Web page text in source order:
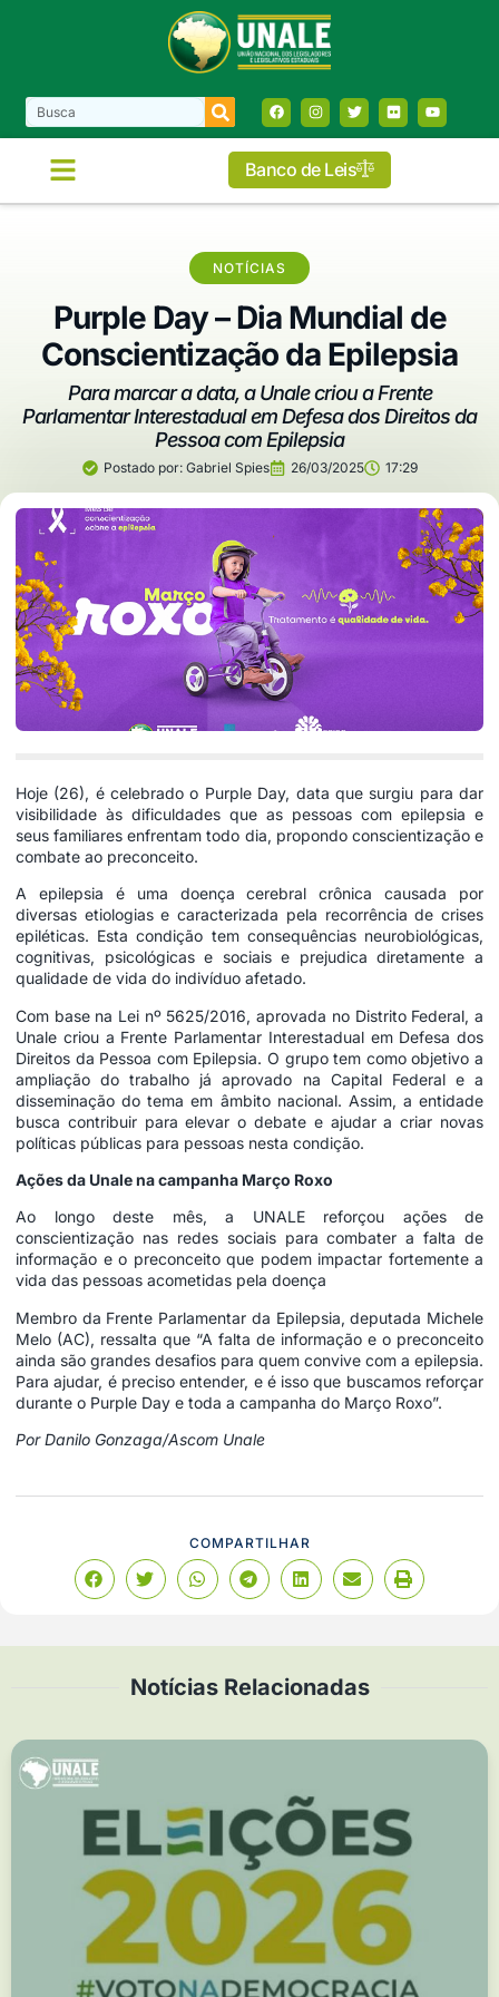
Banco de Leis
NOTÍCIAS
Purple Day – Dia Mundial de
Conscientização da Epilepsia
Para marcar a data, a Unale criou a Frente
Parlamentar Interestadual em Defesa dos Direitos da
Pessoa com Epilepsia
Postado por:Gabriel Spies 26/03/2025 17:29
Hoje (26), é celebrado o Purple Day, data que surgiu para dar
visibilidade às dificuldades que as pessoas com epilepsia e
seus familiares enfrentam todo dia, propondo conscientização e
combate ao preconceito.
A epilepsia é uma doença cerebral crônica causada por
diversas etiologias e caracterizada pela recorrência de crises
epiléticas. Esta condição tem consequências neurobiológicas,
cognitivas, psicológicas e sociais e prejudica diretamente a
qualidade de vida do indivíduo afetado.
Com base na Lei nº 5625/2016, aprovada no Distrito Federal, a
Unale criou a Frente Parlamentar Interestadual em Defesa dos
Direitos da Pessoa com Epilepsia. O grupo tem como objetivo a
ampliação do trabalho já aprovado na Capital Federal e a
disseminação do tema em âmbito nacional. Assim, a entidade
busca contribuir para elevar o debate e ajudar a criar novas
políticas públicas para pessoas nesta condição.
Ações da Unale na campanha Março Roxo
Ao longo deste mês, a UNALE reforçou ações de
conscientização nas redes sociais para combater a falta de
informação e o preconceito que podem impactar fortemente a
vida das pessoas acometidas pela doença
Membro da Frente Parlamentar da Epilepsia, deputada Michele
Melo (AC), ressalta que “A falta de informação e o preconceito
ainda são grandes desafios para quem convive com a epilepsia.
Para ajudar, é preciso entender, e é isso que buscamos reforçar
durante o Purple Day e toda a campanha do Março Roxo”.
Por Danilo Gonzaga/Ascom Unale
COMPARTILHAR
Notícias Relacionadas